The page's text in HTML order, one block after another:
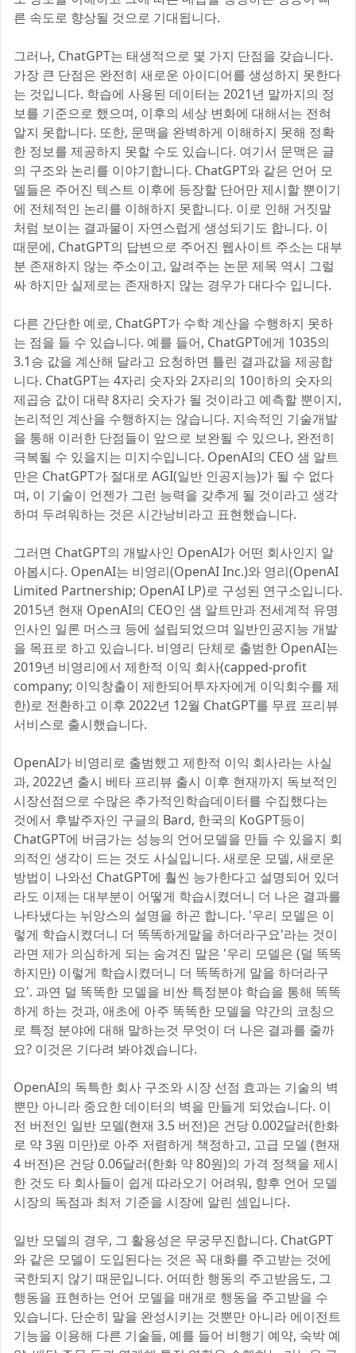
른 속도로 향상될 것으로 기대됩니다.
그러나, ChatGPT는 태생적으로 몇 가지 단점을 갖습니다.
가장 큰 단점은 완전히 새로운 아이디어를 생성하지 못한다
는 것입니다. 학습에 사용된 데이터는 2021년 말까지의 정
보를 기준으로 했으며, 이후의 세상 변화에 대해서는 전혀
알지 못합니다. 또한, 문맥을 완벽하게 이해하지 못해 정확
한 정보를 제공하지 못할 수도 있습니다. 여기서 문맥은 글
의 구조와 논리를 이야기합니다. ChatGPT와 같은 언어 모
델들은 주어진 텍스트 이후에 등장할 단어만 제시할 뿐이기
에 전체적인 논리를 이해하지 못합니다. 이로 인해 거짓말
처럼 보이는 결과물이 자연스럽게 생성되기도 합니다. 이
때문에, ChatGPT의 답변으로 주어진 웹사이트 주소는 대부
분 존재하지 않는 주소이고, 알려주는 논문 제목 역시 그럴
싸 하지만 실제로는 존재하지 않는 경우가 대다수 입니다.
다른 간단한 예로, ChatGPT가 수학 계산을 수행하지 못하
는 점을 들 수 있습니다. 예를 들어, ChatGPT에게 1035의
3.1승 값을 계산해 달라고 요청하면 틀린 결과값을 제공합
니다. ChatGPT는 4자리 숫자와 2자리의 10이하의 숫자의
제곱승 값이 대략 8자리 숫자가 될 것이라고 예측할 뿐이지,
논리적인 계산을 수행하지는 않습니다. 지속적인 기술개발
을 통해 이러한 단점들이 앞으로 보완될 수 있으나, 완전히
극복될 수 있을지는 미지수입니다. OpenAI의 CEO 샘 알트
만은 ChatGPT가 절대로 AGI(일반 인공지능)가 될 수 없다
며, 이 기술이 언젠가 그런 능력을 갖추게 될 것이라고 생각
하며 두려워하는 것은 시간낭비라고 표현했습니다.
그러면 ChatGPT의 개발사인 OpenAI가 어떤 회사인지 알
아봅시다. OpenAI는 비영리(OpenAI Inc.)와 영리(OpenAI
Limited Partnership; OpenAI LP)로 구성된 연구소입니다.
2015년 현재 OpenAI의 CEO인 샘 알트만과 전세계적 유명
인사인 일론 머스크 등에 설립되었으며 일반인공지능 개발
을 목표로 하고 있습니다. 비영리 단체로 출범한 OpenAI는
2019년 비영리에서 제한적 이익 회사(capped-profit
company; 이익창출이 제한되어투자자에게 이익회수를 제
한)로 전환하고 이후 2022년 12월 ChatGPT를 무료 프리뷰
서비스로 출시했습니다.
OpenAI가 비영리로 출범했고 제한적 이익 회사라는 사실
과, 2022년 출시 베타 프리뷰 출시 이후 현재까지 독보적인
시장선점으로 수많은 추가적인학습데이터를 수집했다는
것에서 후발주자인 구글의 Bard, 한국의 KoGPT등이
ChatGPT에 버금가는 성능의 언어모델을 만들 수 있을지 회
의적인 생각이 드는 것도 사실입니다. 새로운 모델, 새로운
방법이 나와선 ChatGPT에 훨씬 능가한다고 설명되어 있더
라도 이제는 대부분이 어떻게 학습시켰더니 더 나은 결과를
나타냈다는 뉘앙스의 설명을 하곤 합니다. '우리 모델은 이
렇게 학습시켰더니 더 똑똑하게말을 하더라구요'라는 것이
라면 제가 의심하게 되는 숨겨진 말은 '우리 모델은 (덜 똑똑
하지만) 이렇게 학습시켰더니 더 똑똑하게 말을 하더라구
요'. 과연 덜 똑똑한 모델을 비싼 특정분야 학습을 통해 똑똑
하게 하는 것과, 애초에 아주 똑똑한 모델을 약간의 코칭으
로 특정 분야에 대해 말하는것 무엇이 더 나은 결과를 줄까
요? 이것은 기다려 봐야겠습니다.
OpenAI의 독특한 회사 구조와 시장 선점 효과는 기술의 벽
뿐만 아니라 중요한 데이터의 벽을 만들게 되었습니다. 이
전 버전인 일반 모델(현재 3.5 버전)은 건당 0.002달러(한화
로 약 3원 미만)로 아주 저렴하게 책정하고, 고급 모델 (현재
4 버전)은 건당 0.06달러(한화 약 80원)의 가격 정책을 제시
한 것도 타 회사들이 쉽게 따라오기 어려워, 향후 언어 모델
시장의 독점과 최저 기준을 시장에 알린 셈입니다.
일반 모델의 경우, 그 활용성은 무궁무진합니다. ChatGPT
와 같은 모델이 도입된다는 것은 꼭 대화를 주고받는 것에
국한되지 않기 때문입니다. 어떠한 행동의 주고받음도, 그
행동을 표현하는 언어 모델을 매개로 행동을 주고받을 수
있습니다. 단순히 말을 완성시키는 것뿐만 아니라 에이전트
기능을 이용해 다른 기술들, 예를 들어 비행기 예약, 숙박 예